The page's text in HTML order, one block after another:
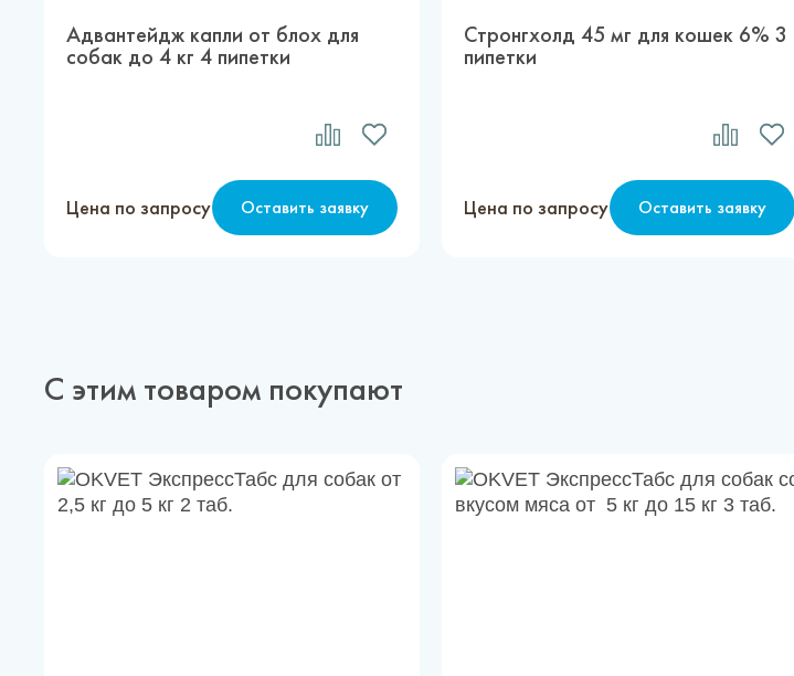
Адвантейдж капли от блох для
собак до 4 кг 4 пипетки
Цена по запросу Оставить заявку
Стронгхолд 45 мг для кошек 6% 3
пипетки
Цена по запросу Оставить заявку
С этим товаром покупают